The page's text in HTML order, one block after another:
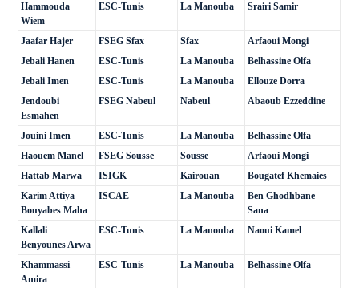
Hammouda
Wiem
ESC-Tunis La Manouba Srairi Samir
Jaafar Hajer FSEG Sfax Sfax
Arfaoui Mongi
Jebali Hanen
ESC-Tunis La Manouba
Belhassine Olfa
Jebali Imen
ESC-Tunis La Manouba
Ellouze Dorra
Jendoubi
Esmahen
FSEG Nabeul Nabeul Abaoub Ezzeddine
Jouini Imen ESC-Tunis La Manouba
Belhassine Olfa
Haouem Manel
FSEG Sousse Sousse
Arfaoui Mongi
Hattab Marwa
ISIGK Kairouan
Bougatef Khemaies
Karim Attiya
Bouyabes Maha
ISCAE La Manouba
Ben Ghodhbane
Sana
Kallali
Benyounes Arwa
ESC-Tunis La Manouba Naoui Kamel
Khammassi
Amira
ESC-Tunis La Manouba Belhassine Olfa